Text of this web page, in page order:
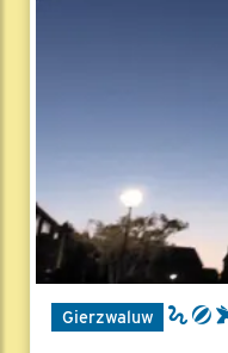
Gierzwaluw